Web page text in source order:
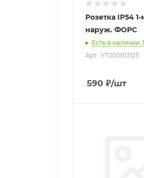
Розетка IP54
наруж. ФОРС
Есть в наличии: 1
Арт.: УТ000013123
590 ₽/шт